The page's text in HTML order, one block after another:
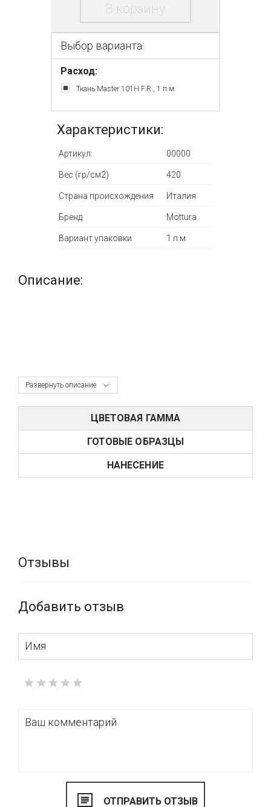
В корзину
Выбор варианта:
Расход:
Ткань Master 101H F.R., 1 п.м.
Характеристики:
Артикул: 00000
Вес (гр/см2) 420
Страна происхождения Италия
Бренд Mottura
Вариант упаковки 1 п.м.
Развернуть описание
Описание:
ЦВЕТОВАЯ ГАММА
ГОТОВЫЕ ОБРАЗЦЫ
НАНЕСЕНИЕ
Отзывы
Добавить отзыв